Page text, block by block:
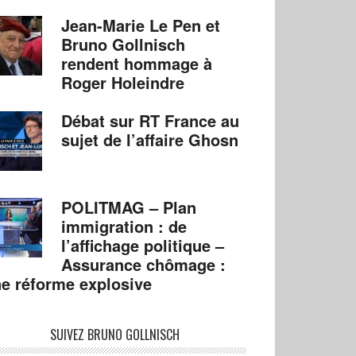
Jean-Marie Le Pen et
Bruno Gollnisch
rendent hommage à
Roger Holeindre
Débat sur RT France au
sujet de l’affaire Ghosn
POLITMAG – Plan
immigration : de
l’affichage politique –
Assurance chômage :
réforme explosive
SUIVEZ BRUNO GOLLNISCH